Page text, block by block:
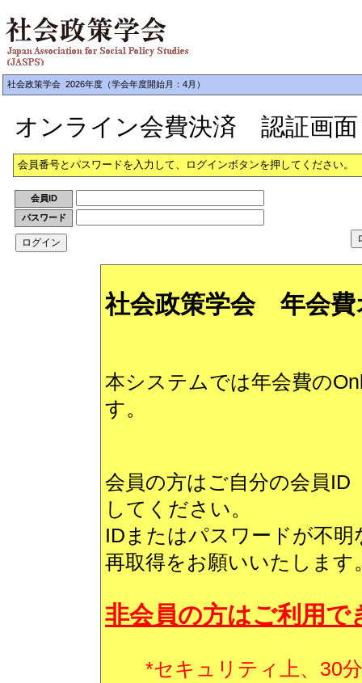
社会政策学会 2026年度（学会年度開始月：4月）
オンライン会費決済 認証画面
会員番号とパスワードを入力して、ログインボタンを押してください。
会員ID
パスワード
社会政策学会 年会費
本システムでは年会費の
す。
会員の方はご自分の会員
してください。
IDまたはパスワードが不
再取得をお願いいたします
非会員の方はご利用で
*セキュリティ上、30分